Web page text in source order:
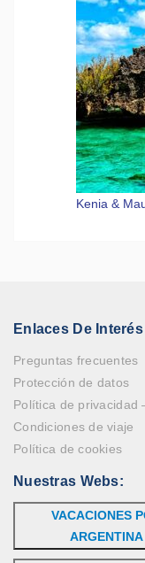
Kenia &
Enlaces De Interés
Preguntas frecuentes
Protección de datos
Política de privacidad
Condiciones de viaje
Política de cookies
Nuestras Webs:
VACACIONES
ARGENTINA